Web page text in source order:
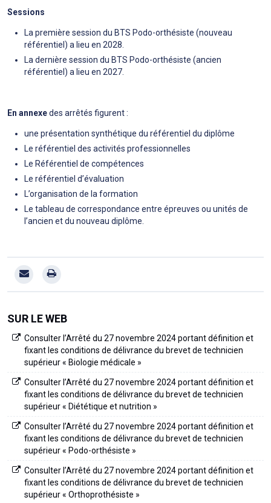
Sessions
La première session du BTS Podo-orthésiste (nouveau
référentiel) a lieu en 2028.
La dernière session du BTS Podo-orthésiste (ancien
référentiel) a lieu en 2027.
En annexedes arrêtés figurent :
une présentation synthétique du référentiel du diplôme
Le référentiel des activités professionnelles
Le Référentiel de compétences
Le référentiel d’évaluation
L’organisation de la formation
Le tableau de correspondance entre épreuves ou unités de
l’ancien et du nouveau diplôme.
SUR LE WEB
Consulter l’Arrêté du 27 novembre 2024 portant définition et
fixant les conditions de délivrance du brevet de technicien
supérieur « Biologie médicale »
Consulter l’Arrêté du 27 novembre 2024 portant définition et
fixant les conditions de délivrance du brevet de technicien
supérieur « Diététique et nutrition »
Consulter l’Arrêté du 27 novembre 2024 portant définition et
fixant les conditions de délivrance du brevet de technicien
supérieur « Podo-orthésiste »
Consulter l’Arrêté du 27 novembre 2024 portant définition et
fixant les conditions de délivrance du brevet de technicien
supérieur « Orthoprothésiste »